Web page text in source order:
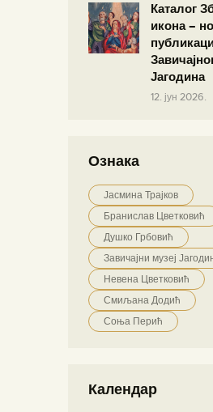
Каталог
икона –
Јагодина
12. јун 2026.
Ознака
Јасмина Трајков
Бранислав Цветковић
Душко Грбовић
Завичајни музеј
Невена Цветковић
Смиљана Додић
Соња Перић
Календар